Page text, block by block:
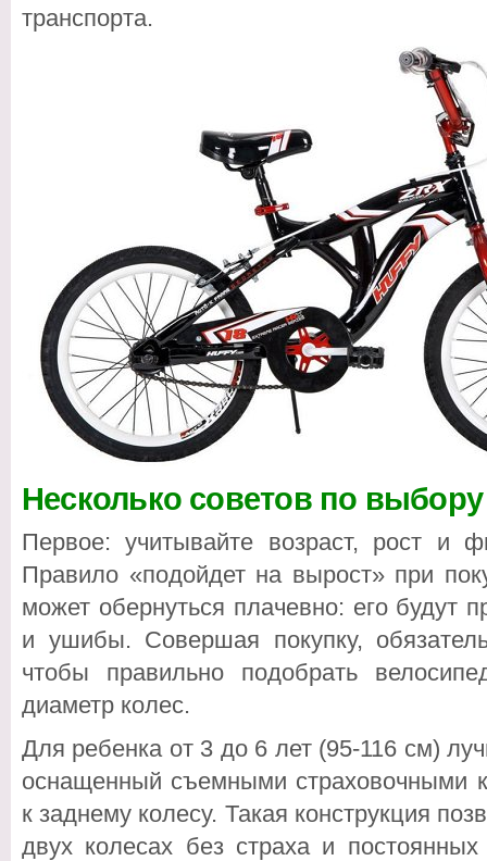
транспорта.
Несколько советов по выбору
Первое: учитывайте возраст, рост и
Правило «подойдет на вырост» при
может обернуться плачевно: его будут
и ушибы. Совершая покупку,
чтобы правильно подобрать
диаметр колес.
Для ребенка от 3 до 6 лет (95-116 см)
оснащенный съемными страховочными
к заднему колесу. Такая конструкция
двух колесах без страха и